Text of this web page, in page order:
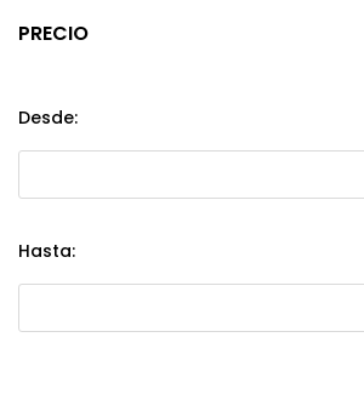
PRECIO
Desde:
Hasta: